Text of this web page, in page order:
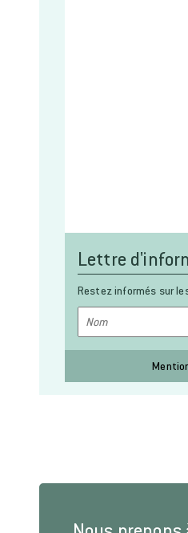
Lettre
Restez informés sur